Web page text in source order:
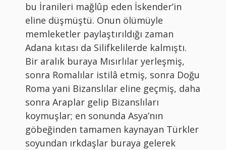
bu İranileri mağlûp eden İskender’in
eline düşmüştü. Onun ölümüyle
memleketler paylaştırıldığı zaman
Adana kıtası da Silifkelilerde kalmıştı.
Bir aralık buraya Mısırlılar yerleşmiş,
sonra Romalılar istilâ etmiş, sonra Doğu
Roma yani Bizanslılar eline geçmiş, daha
sonra Araplar gelip Bizanslıları
koymuşlar; en sonunda Asya’nın
göbeğinden tamamen kaynayan Türkler
soyundan ırkdaşlar buraya gelerek